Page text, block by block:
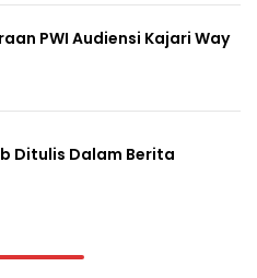
PWI Audiensi Kajari Way
Ditulis Dalam Berita